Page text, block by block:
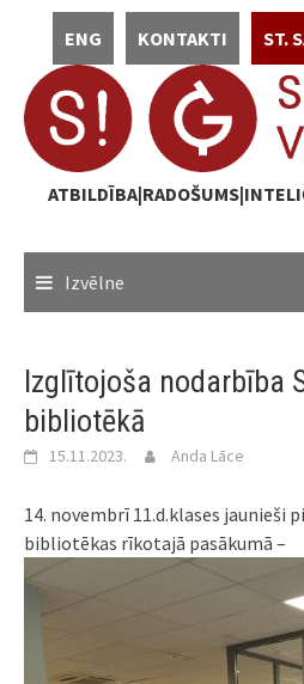
content
ST.
KONTAKTI
ENG
Izvēlne
Izglītojoša nodarbība
bibliotēkā
15.11.2023. Anda Lāce
14. novembrī 11.d.klases jaunieši
bibliotēkas rīkotajā pasākumā –